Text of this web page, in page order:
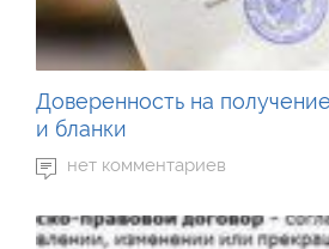
Доверенность на
и бланки
нет комментариев